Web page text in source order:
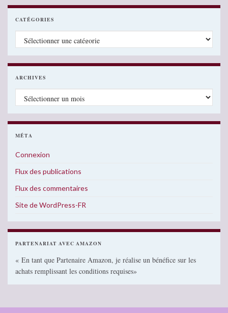
CATÉGORIES
Catégories
ARCHIVES
Archives
MÉTA
Connexion
Flux des publications
Flux des commentaires
Site de WordPress-FR
PARTENARIAT AVEC AMAZON
« En tant que Partenaire Amazon, je réalise un bénéfice sur les
achats remplissant les conditions requises»